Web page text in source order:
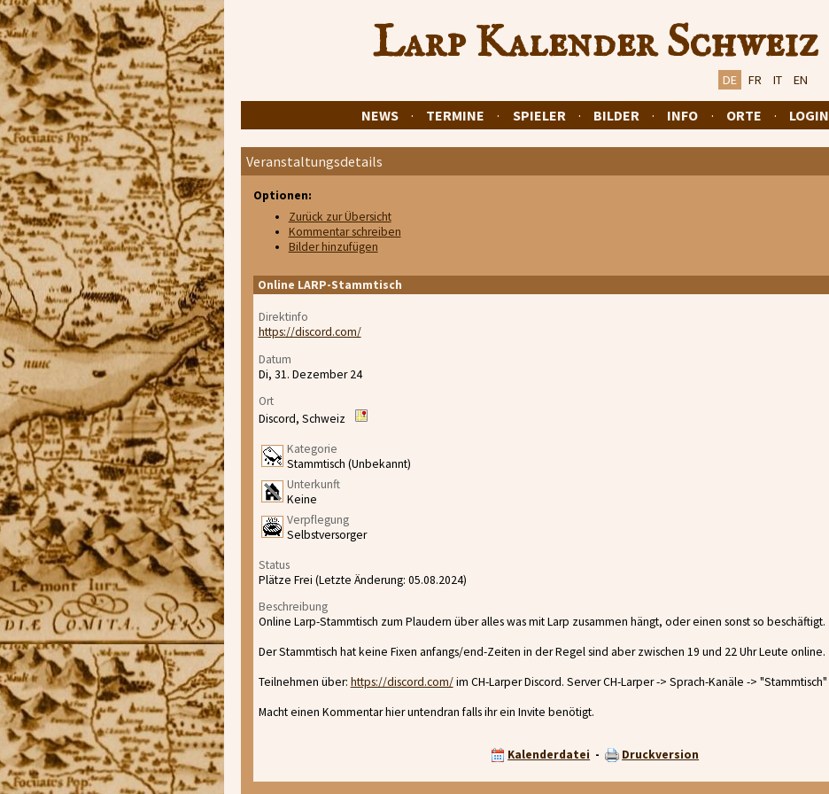
Larp Kalender Schweiz
DE FR IT EN
NEWS · TERMINE · SPIELER · BILDER · INFO · ORTE · LOGIN
Veranstaltungsdetails
Optionen:
Zurück zur Übersicht
Kommentar schreiben
Bilder hinzufügen
Online LARP-Stammtisch
Direktinfo
https://discord.com/
Datum
Di, 31. Dezember 24
Ort
Discord, Schweiz
Kategorie
Stammtisch (Unbekannt)
Unterkunft
Keine
Verpflegung
Selbstversorger
Status
Plätze Frei (Letzte Änderung: 05.08.2024)
Beschreibung
Online Larp-Stammtisch zum Plaudern über alles was mit Larp zusammen hängt, oder einen sonst so beschäftigt.
Der Stammtisch hat keine Fixen anfangs/end-Zeiten in der Regel sind aber zwischen 19 und 22 Uhr Leute online.
Teilnehmen über: https://discord.com/im CH-Larper Discord. Server CH-Larper -> Sprach-Kanäle -> "Stammtisch"
Macht einen Kommentar hier untendran falls ihr ein Invite benötigt.
Kalenderdatei - Druckversion